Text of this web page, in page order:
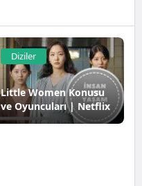
Diziler
Little Women Konusu
ve Oyuncuları | Netflix